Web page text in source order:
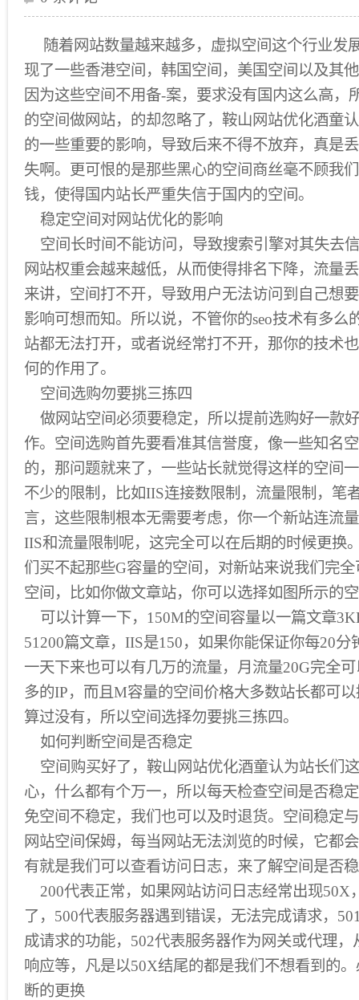
随着网站数量越来越多，虚拟空间这个行业发
现了一些香港空间，韩国空间，美国空间以及其
因为这些空间不用备-案，要求没有国内这么高，
的空间做网站，的却忽略了，鞍山网站优化酒童
的一些重要的影响，导致后来不得不放弃，真是
失啊。更可恨的是那些黑心的空间商丝毫不顾我
钱，使得国内站长严重失信于国内的空间。
稳定空间对网站优化的影响
空间长时间不能访问，导致搜索引擎对其失去
网站权重会越来越低，从而使得排名下降，流量
来讲，空间打不开，导致用户无法访问到自己想
影响可想而知。所以说，不管你的seo技术有多么
站都无法打开，或者说经常打不开，那你的技术
何的作用了。
空间选购勿要挑三拣四
做网站空间必须要稳定，所以提前选购好一款
作。空间选购首先要看准其信誉度，像一些知名
的，那问题就来了，一些站长就觉得这样的空间
不少的限制，比如IIS连接数限制，流量限制，笔
言，这些限制根本无需要考虑，你一个新站连流
IIS和流量限制呢，这完全可以在后期的时候更换
们买不起那些G容量的空间，对新站来说我们完
空间，比如你做文章站，你可以选择如图所示的
可以计算一下，150M的空间容量以一篇文章
51200篇文章，IIS是150，如果你能保证你每20分
一天下来也可以有几万的流量，月流量20G完全
多的IP，而且M容量的空间价格大多数站长都可
算过没有，所以空间选择勿要挑三拣四。
如何判断空间是否稳定
空间购买好了，鞍山网站优化酒童认为站长们
心，什么都有个万一，所以每天检查空间是否稳
免空间不稳定，我们也可以及时退货。空间稳定
网站空间保姆，每当网站无法浏览的时候，它都
有就是我们可以查看访问日志，来了解空间是否
200代表正常，如果网站访问日志经常出现50X
了，500代表服务器遇到错误，无法完成请求，
成请求的功能，502代表服务器作为网关或代理
响应等，凡是以50X结尾的都是我们不想看到的
断的更换